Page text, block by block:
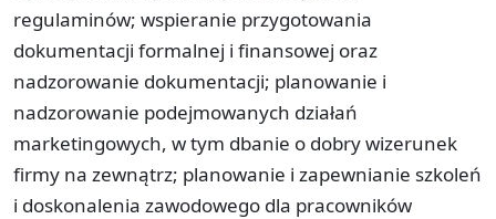
regulaminów; wspieranie przygotowania
dokumentacji formalnej i finansowej oraz
nadzorowanie dokumentacji; planowanie i
nadzorowanie podejmowanych działań
marketingowych, w tym dbanie o dobry wizerunek
firmy na zewnątrz; planowanie i zapewnianie szkoleń
i doskonalenia zawodowego dla pracowników